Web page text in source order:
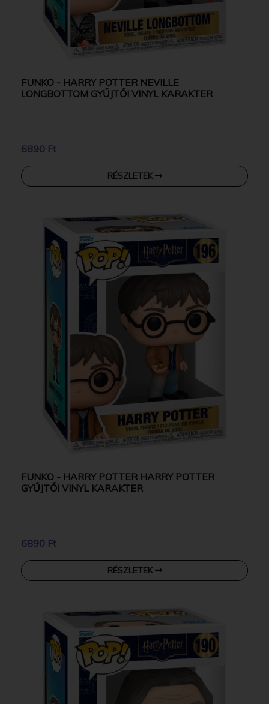
FUNKO - HARRY POTTER NEVILLE
LONGBOTTOM GYŰJTŐI VINYL KARAKTER
6890 Ft
RÉSZLETEK
FUNKO - HARRY POTTER HARRY POTTER
GYŰJTŐI VINYL KARAKTER
6890 Ft
RÉSZLETEK